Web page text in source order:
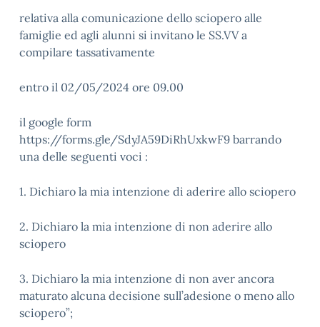
relativa alla comunicazione dello sciopero alle
famiglie ed agli alunni si invitano le SS.VV a
compilare tassativamente
entro il 02/05/2024 ore 09.00
il google form
https://forms.gle/SdyJA59DiRhUxkwF9 barrando
una delle seguenti voci :
1. Dichiaro la mia intenzione di aderire allo sciopero
2. Dichiaro la mia intenzione di non aderire allo
sciopero
3. Dichiaro la mia intenzione di non aver ancora
maturato alcuna decisione sull’adesione o meno allo
sciopero”;